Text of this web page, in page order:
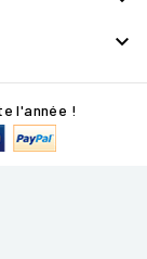

l'année !